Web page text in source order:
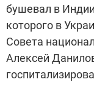
бушевал в
которого в
Совета
Алексей